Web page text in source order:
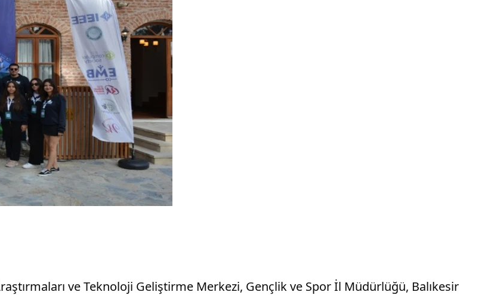
ve Teknoloji Geliştirme Merkezi, Gençlik ve Spor İl Müdürlüğü, Balıkesir